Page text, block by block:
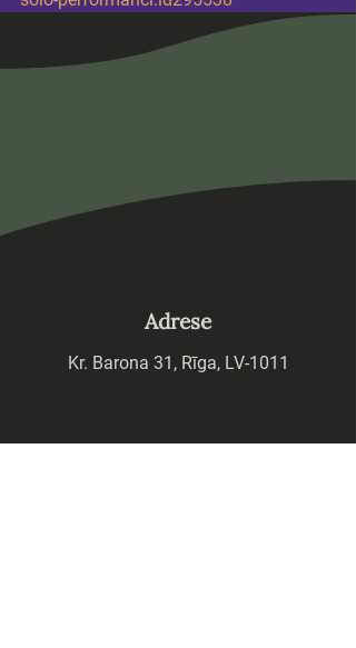
Adrese
Kr. Barona 31, Rīga, LV-1011